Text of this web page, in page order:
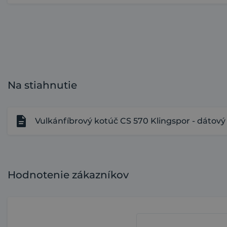
Na stiahnutie
Vulkánfíbrový kotúč CS 570 Klingspor - dátový
Hodnotenie zákazníkov